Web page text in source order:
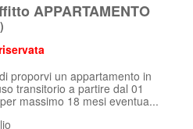
APPARTAMENTO
proporvi un appartamento in
transitorio a partire dal 01
massimo 18 mesi eventua...